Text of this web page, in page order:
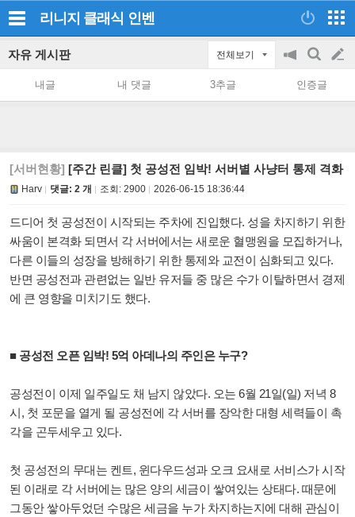
리니지 클래식 인벤
자유 게시판 전체보기
공
on/off
검
색
글
쓰
내글 내 댓글 3추글 인증글
[서버현황] [주간 린클] 첫 공성전 임박! 서버별 사냥터 통제 격화
Harv 댓글: 2 개 조회: 2900 2026-06-15 18:36:44
드디어 첫 공성전이 시작되는 주차에 진입했다. 성을 차지하기 위한
싸움이 본격화 되면서 각 서버에서는 새로운 혈맹원을 모집하거나,
다른 이들의 성장을 방해하기 위한 통제와 교전이 심화되고 있다.
반면 공성전과 관련없는 일반 유저들 중 많은 수가 이탈하면서 경제
에 큰 영향을 미치기도 했다.
■ 공성전 오픈 임박! 5억 아데나의 주인은 누구?
공성전이 이제 일주일도 채 남지 않았다. 오는 6월 21일(일) 저녁 8
시, 첫 포문을 열게 될 공성전에 각 서버를 장악한 대형 세력들이 촉
각을 곤두세우고 있다.
첫 공성전의 무대는 켄트, 윈다우드성과 오크 요새로 서비스가 시작
된 이래로 각 서버에는 많은 양의 세금이 쌓여있는 상태다. 때문에
그동안 쌓아두었던 수많은 세금을 누가 차지하는지에 대해 관심이